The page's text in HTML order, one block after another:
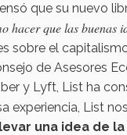
que su nuevo
hacer que las buenas
sobre el
de Asesores
y Lyft, List ha
experiencia, List
una idea de